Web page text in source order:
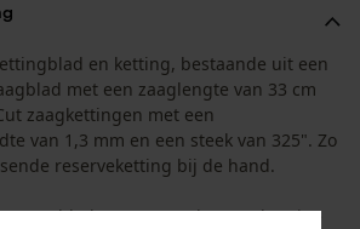
en ketting, bestaande uit een
met een zaaglengte van 33 cm
zaagkettingen met een
van 1,3 mm en een steek van 325". Zo
reserveketting bij de hand.
zaagblad scoort met de nauwkeurige